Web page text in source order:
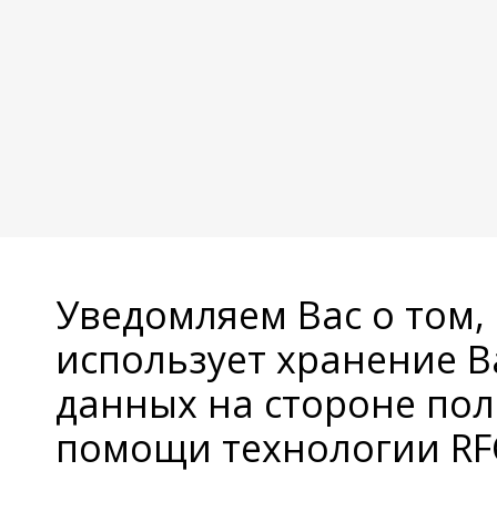
Уведомляем Вас о
использует хранение
данных на стороне
помощи технологии